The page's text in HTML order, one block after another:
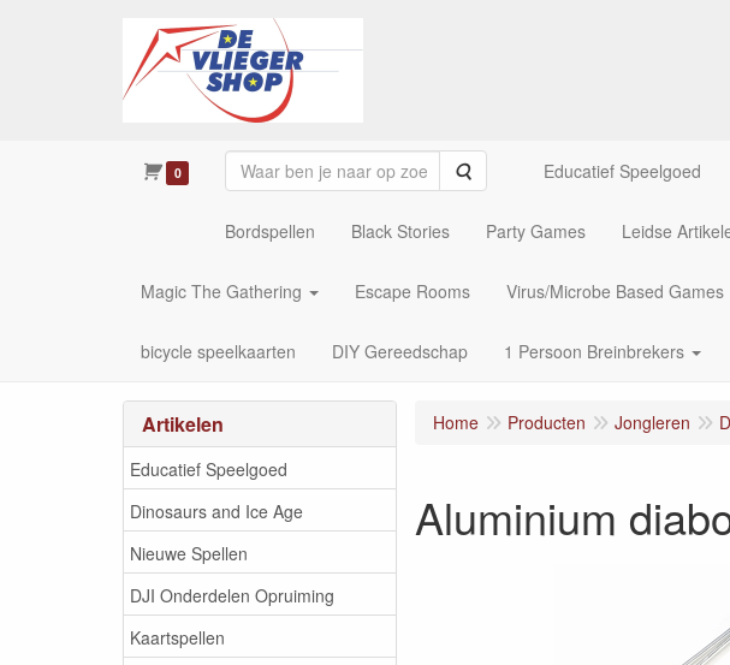
0 Zoeken Educatief Speelgoed
Bordspellen Black Stories Party Games Leidse
Magic The Gathering Escape Rooms Virus/Microbe Based Games
bicycle speelkaarten DIY Gereedschap 1 Persoon Breinbrekers
Artikelen
Educatief Speelgoed
Dinosaurs and Ice Age
Nieuwe Spellen
DJI Onderdelen Opruiming
Kaartspellen
Home Producten Jongleren
Aluminium